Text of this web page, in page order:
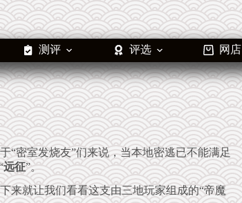
测评 评选 网店
“密室发烧友”们来说，当本地密逃已不能满足
远征”。
来就让我们看看这支由三地玩家组成的“帝魔